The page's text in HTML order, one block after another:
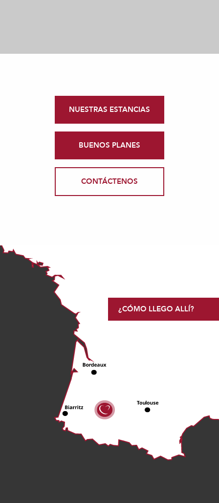
NUESTRAS ESTANCIAS
BUENOS PLANES
CONTÁCTENOS
¿CÓMO LLEGO ALLÍ?